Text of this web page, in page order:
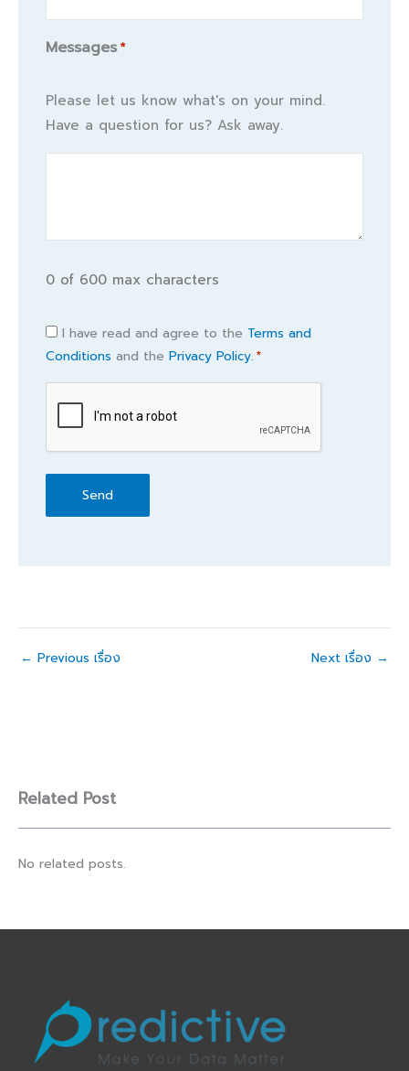
Messages *
Please let us know what's on your mind.
Have a question for us? Ask away.
0 of 600 max characters
Consent
*
I have read and agree to the Terms and
Conditions and the Privacy Policy. *
← Previous เรื่อง Next เรื่อง →
Related Post
No related posts.